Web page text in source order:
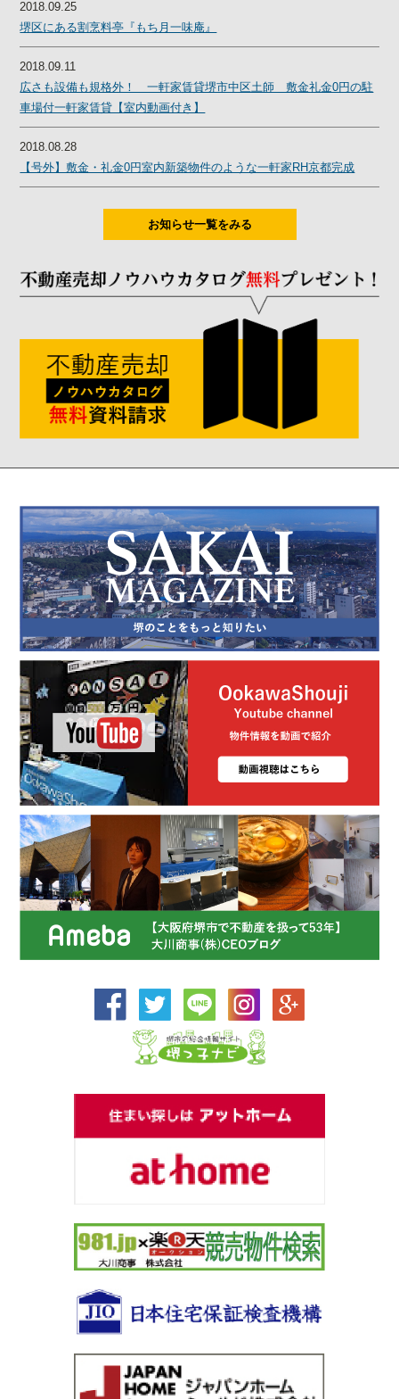
2018.09.25
堺区にある割烹料亭『もち月一味庵』
2018.09.11
広さも設備も規格外！ 一軒家賃貸堺市中区土師 敷金礼金0円の駐
車場付一軒家賃貸【室内動画付き】
2018.08.28
【号外】敷金・礼金0円室内新築物件のような一軒家RH京都完成
お知らせ一覧をみる